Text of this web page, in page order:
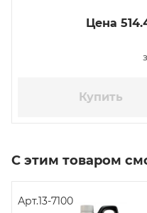
Цена
Купить
С этим товаром
Арт.13-7100